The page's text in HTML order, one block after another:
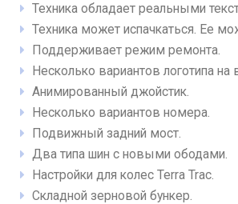
Техника обладает реальными
Техника может испачкаться. Ее
Поддерживает режим ремонта.
Несколько вариантов логотипа на
Анимированный джойстик.
Несколько вариантов номера.
Подвижный задний мост.
Два типа шин с новыми ободами.
Настройки для колес Terra Trac.
Складной зерновой бункер.